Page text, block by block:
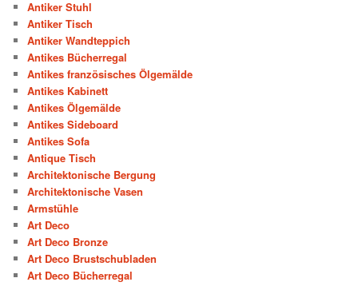
Antiker Stuhl
Antiker Tisch
Antiker Wandteppich
Antikes Bücherregal
Antikes französisches Ölgemälde
Antikes Kabinett
Antikes Ölgemälde
Antikes Sideboard
Antikes Sofa
Antique Tisch
Architektonische Bergung
Architektonische Vasen
Armstühle
Art Deco
Art Deco Bronze
Art Deco Brustschubladen
Art Deco Bücherregal